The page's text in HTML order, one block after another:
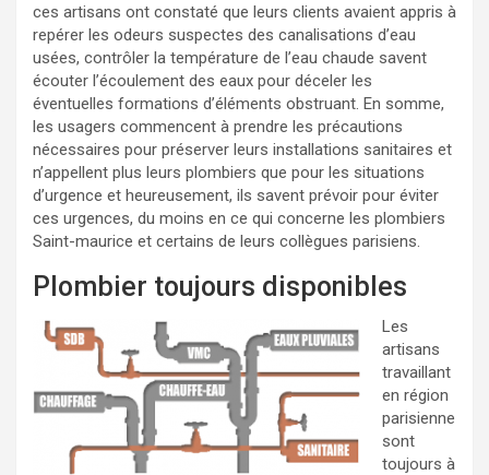
ces artisans ont constaté que leurs clients avaient appris à
repérer les odeurs suspectes des canalisations d’eau
usées, contrôler la température de l’eau chaude savent
écouter l’écoulement des eaux pour déceler les
éventuelles formations d’éléments obstruant. En somme,
les usagers commencent à prendre les précautions
nécessaires pour préserver leurs installations sanitaires et
n’appellent plus leurs plombiers que pour les situations
d’urgence et heureusement, ils savent prévoir pour éviter
ces urgences, du moins en ce qui concerne les plombiers
Saint-maurice et certains de leurs collègues parisiens.
Plombier toujours disponibles
Les
artisans
travaillant
en région
parisienne
sont
toujours à